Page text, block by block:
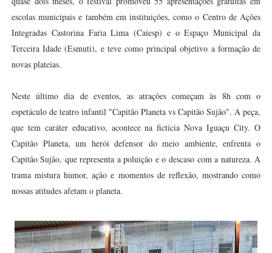
escolas municipais e também em instituições, como o Centro de Ações
Integradas Castorina Faria Lima (Caiesp) e o Espaço Municipal da
Terceira Idade (Esmuti), e teve como principal objetivo a formação de
novas plateias.
Neste último dia de eventos, as atrações começam às 8h com o
espetáculo de teatro infantil "Capitão Planeta vs Capitão Sujão". A peça,
que tem caráter educativo, acontece na fictícia Nova Iguaçu City. O
Capitão Planeta, um herói defensor do meio ambiente, enfrenta o
Capitão Sujão, que representa a poluição e o descaso com a natureza. A
trama mistura humor, ação e momentos de reflexão, mostrando como
nossas atitudes afetam o planeta.